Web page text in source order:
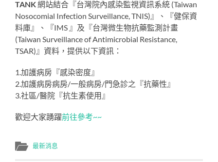
TANK網站結合『台灣院內感染監視資訊系統 (Taiwan
Nosocomial Infection Surveillance, TNIS)』、『健保資
料庫』、『IMS 』及『台灣微生物抗藥監測計畫
(Taiwan Surveillance of Antimicrobial Resistance,
TSAR)』資料，提供以下資訊：
1.加護病房『感染密度』
2.加護病房病房/一般病房/門急診之『抗藥性』
3.社區/醫院『抗生素使用』
歡迎大家踴躍前往參考~~
最新消息